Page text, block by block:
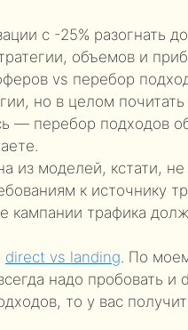
с -25% разогнать
объемов и
vs перебор
но в целом
— перебор подходов
из моделей, кстати,
к источнику
кампании трафика
direct vs landing. По
надо пробовать
то у вас